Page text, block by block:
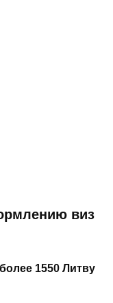
виз
1550 Литву